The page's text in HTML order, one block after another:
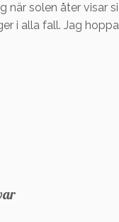
när solen åter visar
i alla fall. Jag